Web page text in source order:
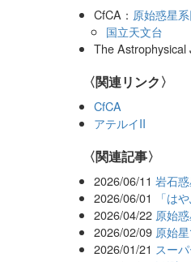
CfCA： 原始惑星
国立天文台
The Astrophysical
〈関連リンク〉
CfCA
アテルイII
関連記事
2026/06/11 岩石
2026/06/01
「は
2026/04/22 原始
2026/02/09 原始
2026/01/21 スー